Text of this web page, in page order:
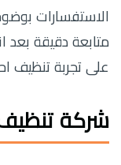
الاستفسارات
متابعة دقيقة بعد
على تجربة تنظيف
شركة تنظيف